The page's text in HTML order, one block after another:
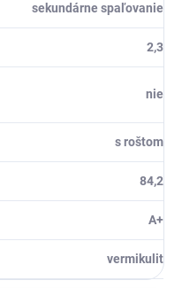
sekundárne spaľovanie
2,3
nie
s roštom
84,2
A+
vermikulit